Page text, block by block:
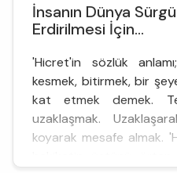
İnsanın Dünya
Erdirilmesi İçin...
'Hicret'in sözlük
kesmek, bitirmek, bir
kat etmek demek.
uzaklaşmak.
koyarak mesafe almak.